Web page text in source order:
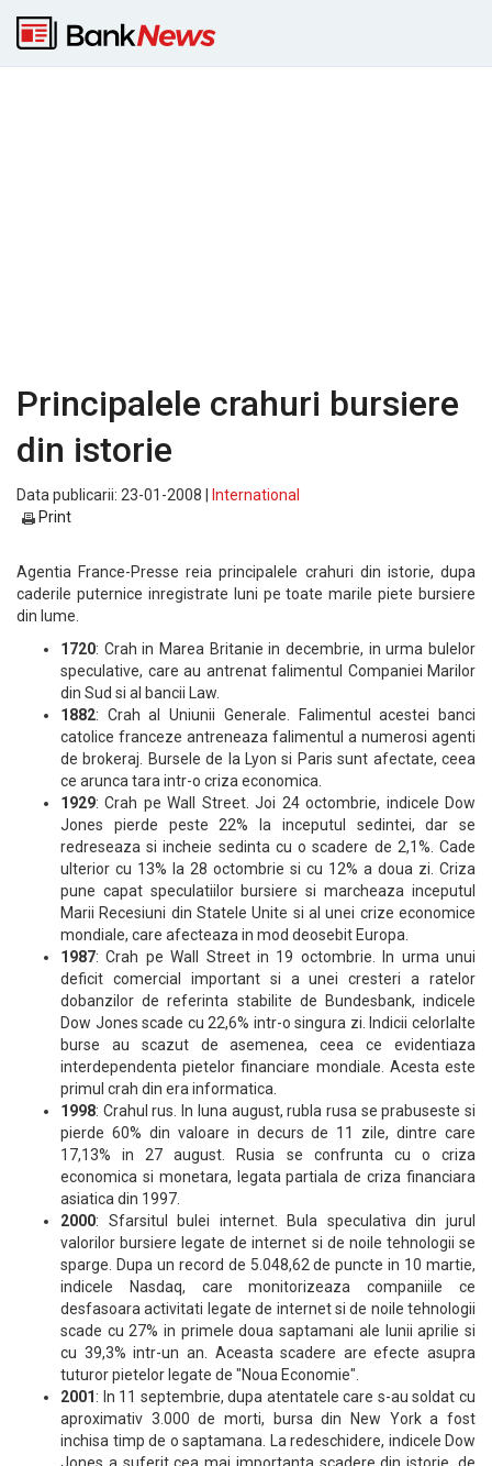
Principalele crahuri bursiere
din istorie
Data publicarii: 23-01-2008 |
International
Print
Agentia France-Presse reia principalele crahuri din istorie, dupa
caderile puternice inregistrate luni pe toate marile piete bursiere
din lume.
1720: Crah in Marea Britanie in decembrie, in urma bulelor
speculative, care au antrenat falimentul Companiei Marilor
din Sud si al bancii Law.
1882: Crah al Uniunii Generale. Falimentul acestei banci
catolice franceze antreneaza falimentul a numerosi agenti
de brokeraj. Bursele de la Lyon si Paris sunt afectate, ceea
ce arunca tara intr-o criza economica.
1929: Crah pe Wall Street. Joi 24 octombrie, indicele Dow
Jones pierde peste 22% la inceputul sedintei, dar se
redreseaza si incheie sedinta cu o scadere de 2,1%. Cade
ulterior cu 13% la 28 octombrie si cu 12% a doua zi. Criza
pune capat speculatiilor bursiere si marcheaza inceputul
Marii Recesiuni din Statele Unite si al unei crize economice
mondiale, care afecteaza in mod deosebit Europa.
1987: Crah pe Wall Street in 19 octombrie. In urma unui
deficit comercial important si a unei cresteri a ratelor
dobanzilor de referinta stabilite de Bundesbank, indicele
Dow Jones scade cu 22,6% intr-o singura zi. Indicii celorlalte
burse au scazut de asemenea, ceea ce evidentiaza
interdependenta pietelor financiare mondiale. Acesta este
primul crah din era informatica.
1998: Crahul rus. In luna august, rubla rusa se prabuseste si
pierde 60% din valoare in decurs de 11 zile, dintre care
17,13% in 27 august. Rusia se confrunta cu o criza
economica si monetara, legata partiala de criza financiara
asiatica din 1997.
2000: Sfarsitul bulei internet. Bula speculativa din jurul
valorilor bursiere legate de internet si de noile tehnologii se
sparge. Dupa un record de 5.048,62 de puncte in 10 martie,
indicele Nasdaq, care monitorizeaza companiile ce
desfasoara activitati legate de internet si de noile tehnologii
scade cu 27% in primele doua saptamani ale lunii aprilie si
cu 39,3% intr-un an. Aceasta scadere are efecte asupra
tuturor pietelor legate de "Noua Economie".
2001 : In 11 septembrie, dupa atentatele care s-au soldat cu
aproximativ 3.000 de morti, bursa din New York a fost
inchisa timp de o saptamana. La redeschidere, indicele Dow